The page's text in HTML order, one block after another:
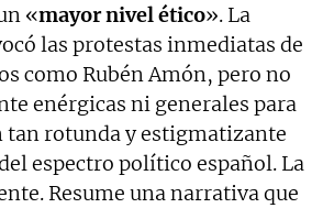
«mayor nivel ético». La
las protestas inmediatas de
como Rubén Amón, pero no
enérgicas ni generales para
tan rotunda y estigmatizante
espectro político español. La
Resume una narrativa que